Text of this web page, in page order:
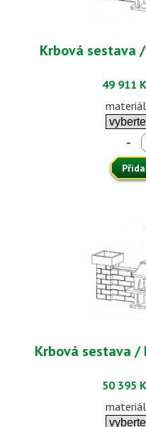
Krbová sestava
49 911
-
Krbová sestava /
50 395